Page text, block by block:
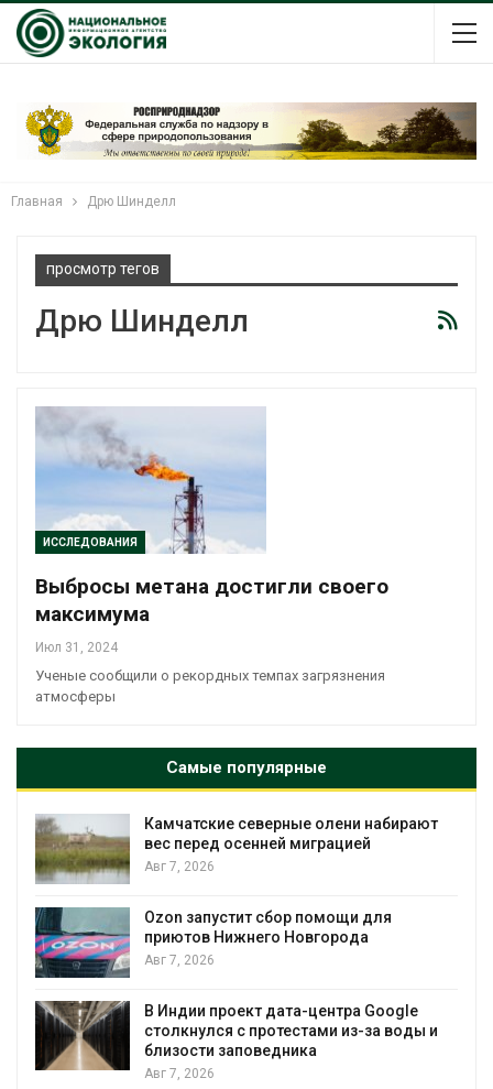
Главная Дрю Шинделл
просмотр тегов
Дрю Шинделл
ИССЛЕДОВАНИЯ
Выбросы метана достигли своего
максимума
Июл 31, 2024
Ученые сообщили о рекордных темпах загрязнения
атмосферы
Самые популярные
Камчатские северные олени набирают
вес перед осенней миграцией
Авг 7, 2026
Ozon запустит сбор помощи для
приютов Нижнего Новгорода
Авг 7, 2026
В Индии проект дата-центра Google
столкнулся с протестами из-за воды и
близости заповедника
Авг 7, 2026